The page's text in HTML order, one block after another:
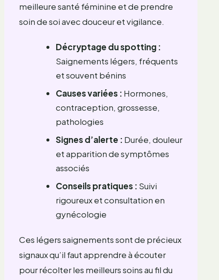
meilleure santé féminine et de prendre
soin de soi avec douceur et vigilance.
Décryptage du spotting :
Saignements légers, fréquents
et souvent bénins
Causes variées : Hormones,
contraception, grossesse,
pathologies
Signes d’alerte : Durée, douleur
et apparition de symptômes
associés
Conseils pratiques : Suivi
rigoureux et consultation en
gynécologie
Ces légers saignements sont de précieux
signaux qu’il faut apprendre à écouter
pour récolter les meilleurs soins au fil du